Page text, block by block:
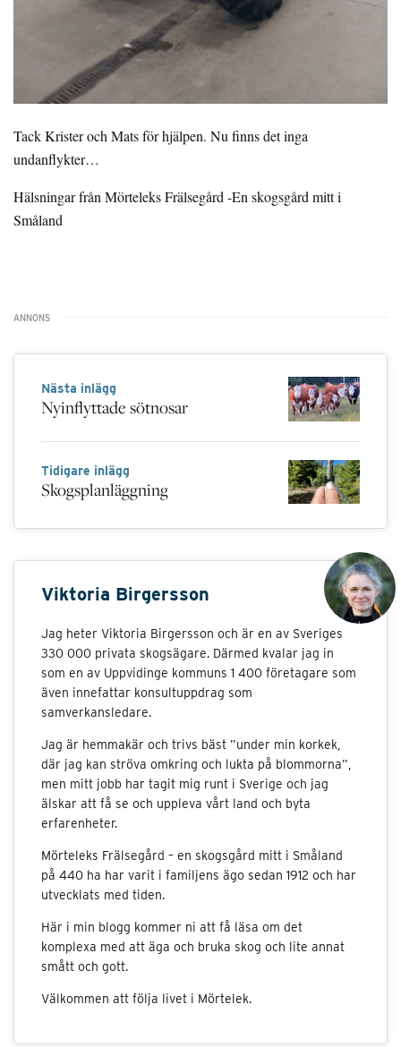
Tack Krister och Mats för hjälpen. Nu finns det inga
undanflykter…
Hälsningar från Mörteleks Frälsegård -En skogsgård mitt i
Småland
Nästa inlägg
Nyinflyttade sötnosar
Tidigare inlägg
Skogsplanläggning
Viktoria Birgersson
Jag heter Viktoria Birgersson och är en av Sveriges
330 000 privata skogsägare. Därmed kvalar jag in
som en av Uppvidinge kommuns 1 400 företagare som
även innefattar konsultuppdrag som
samverkansledare.
Jag är hemmakär och trivs bäst ”under min korkek,
där jag kan ströva omkring och lukta på blommorna”,
men mitt jobb har tagit mig runt i Sverige och jag
älskar att få se och uppleva vårt land och byta
erfarenheter.
Mörteleks Frälsegård – en skogsgård mitt i Småland
på 440 ha har varit i familjens ägo sedan 1912 och har
utvecklats med tiden.
Här i min blogg kommer ni att få läsa om det
komplexa med att äga och bruka skog och lite annat
smått och gott.
Välkommen att följa livet i Mörtelek.